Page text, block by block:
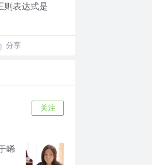
则表达式是
分享
关注
唏